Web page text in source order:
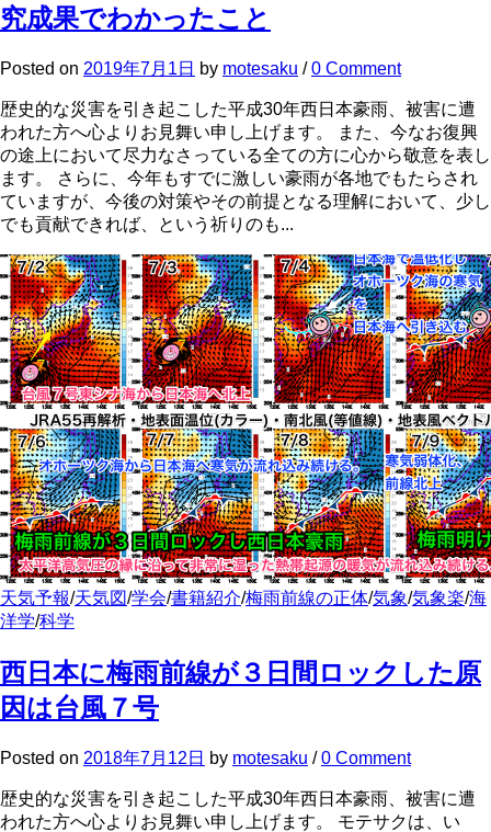
究成果でわかったこと
Posted on 2019年7月1日 by motesaku /0 Comment
歴史的な災害を引き起こした平成30年西日本豪雨、被害に遭
われた方へ心よりお見舞い申し上げます。 また、今なお復興
の途上において尽力なさっている全ての方に心から敬意を表し
ます。 さらに、今年もすでに激しい豪雨が各地でもたらされ
ていますが、今後の対策やその前提となる理解において、少し
でも貢献できれば、という祈りのも...
天気予報/天気図/学会/書籍紹介/梅雨前線の正体/気象/気象楽/海
洋学/科学
西日本に梅雨前線が３日間ロックした原
因は台風７号
Posted on 2018年7月12日 by motesaku /0 Comment
歴史的な災害を引き起こした平成30年西日本豪雨、被害に遭
われた方へ心よりお見舞い申し上げます。 モテサクは、い